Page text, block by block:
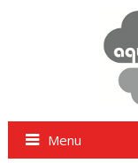
Menu